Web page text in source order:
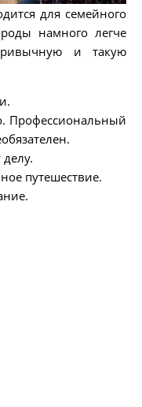
для семейного
намного легче
и такую
Профессиональный
путешествие.